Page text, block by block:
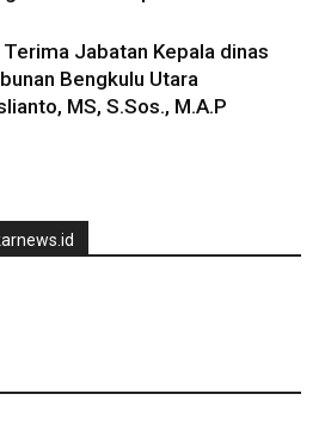
Jabatan Kepala dinas
Bengkulu Utara
MS, S.Sos., M.A.P